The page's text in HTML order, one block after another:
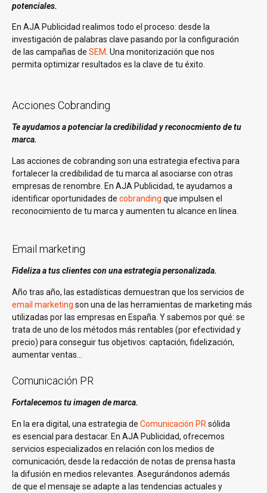
potenciales.
En AJA Publicidad realimos todo el proceso: desde la
investigación de palabras clave pasando por la configuración
de las campañas de SEM. Una monitorización que nos
permita optimizar resultados es la clave de tu éxito.
Acciones Cobranding
Te ayudamos a potenciar la credibilidad y reconocmiento de tu
marca.
Las acciones de cobranding son una estrategia efectiva para
fortalecer la credibilidad de tu marca al asociarse con otras
empresas de renombre. En AJA Publicidad, te ayudamos a
identificar oportunidades de cobranding que impulsen el
reconocimiento de tu marca y aumenten tu alcance en línea.
Email marketing
Fideliza a tus clientes con una estrategia personalizada.
Año tras año, las estadísticas demuestran que los servicios de
email marketing son una de las herramientas de marketing más
utilizadas por las empresas en España. Y sabemos por qué: se
trata de uno de los métodos más rentables (por efectividad y
precio) para conseguir tus objetivos: captación, fidelización,
aumentar ventas…
Comunicación PR
Fortalecemos tu imagen de marca.
En la era digital, una estrategia de Comunicación PR sólida
es esencial para destacar. En AJA Publicidad, ofrecemos
servicios especializados en relación con los medios de
comunicación, desde la redacción de notas de prensa hasta
la difusión en medios relevantes. Asegurándonos además
de que el mensaje se adapte a las tendencias actuales y